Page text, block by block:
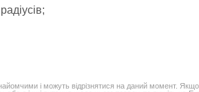
і можуть відрізнятися на даний момент.